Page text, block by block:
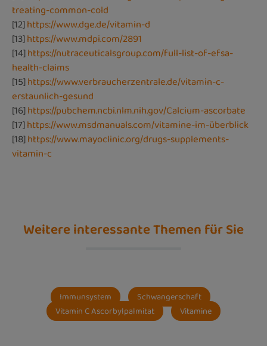
treating-common-cold
[12]https://www.dge.de/vitamin-d
[13]https://www.mdpi.com/2891
[14]https://nutraceuticalsgroup.com/full-list-of-efsa-
health-claims
[15]https://www.verbraucherzentrale.de/vitamin-c-
erstaunlich-gesund
[16]https://pubchem.ncbi.nlm.nih.gov/Calcium-ascorbate
[17]https://www.msdmanuals.com/vitamine-im-überblick
[18]https://www.mayoclinic.org/drugs-supplements-
vitamin-c
Weitere interessante Themen für Sie
Immunsystem
Schwangerschaft
Vitamin C Ascorbylpalmitat
Vitamine